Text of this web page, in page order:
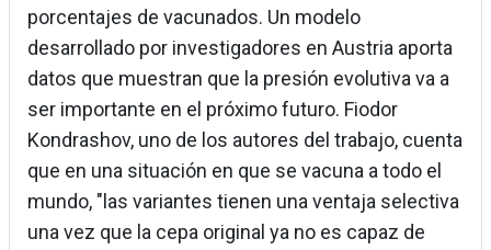
porcentajes de vacunados. Un modelo
desarrollado por investigadores en Austria aporta
datos que muestran que la presión evolutiva va a
ser importante en el próximo futuro. Fiodor
Kondrashov, uno de los autores del trabajo, cuenta
que en una situación en que se vacuna a todo el
mundo, "las variantes tienen una ventaja selectiva
una vez que la cepa original ya no es capaz de